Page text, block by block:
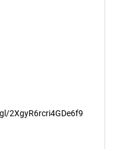
2XgyR6rcri4GDe6f9